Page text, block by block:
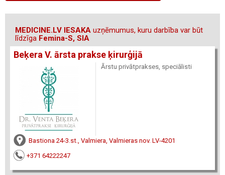
MEDICINE.LV IESAKA uzņēmumus, kuru darbība var būt
līdzīga Femina-S, SIA
Beķera V. ārsta prakse ķirurģijā
Ārstu privātprakses, speciālisti
Bastiona 24-3.st., Valmiera, Valmieras nov. LV-4201
+371 64222247